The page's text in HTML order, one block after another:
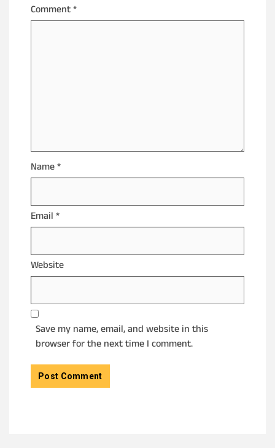
Comment*
Name*
Email *
Website
Save my name, email, and website in this
browser for the next time I comment.